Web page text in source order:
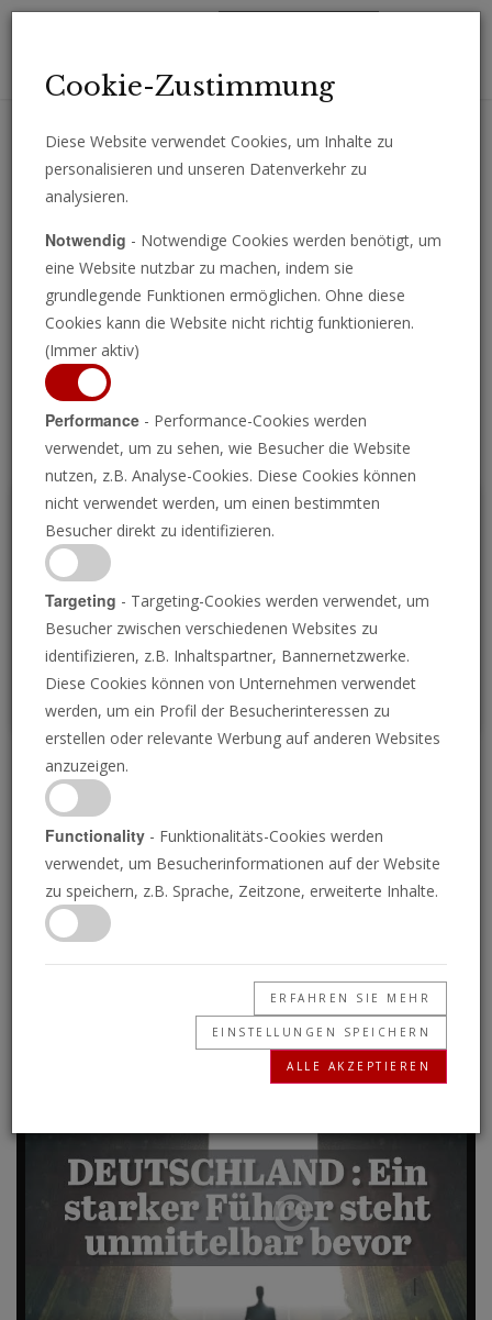
Erhalten Sie wichtige Analysen, Kommentare und Nachrichten
Programm ansehen
P
Der Wochenrückblick 8.
November 2024
08.11.2024 • 4 Minuten
Die Posaune liefert die Nachrichten von
morgen, heute! Verstehen Sie Ihre Welt.
Frühere Programme
Cookie-Zustimmung
Diese Website verwendet Cookies, um Inhalte zu
personalisieren und unseren Datenverkehr zu
analysieren.
Notwendig - Notwendige Cookies werden benötigt, um
eine Website nutzbar zu machen, indem sie
grundlegende Funktionen ermöglichen. Ohne diese
Cookies kann die Website nicht richtig funktionieren.
(Immer aktiv)
Performance - Performance-Cookies werden
verwendet, um zu sehen, wie Besucher die Website
nutzen, z.B. Analyse-Cookies. Diese Cookies können
nicht verwendet werden, um einen bestimmten
Besucher direkt zu identifizieren.
Targeting - Targeting-Cookies werden verwendet, um
Besucher zwischen verschiedenen Websites zu
identifizieren, z.B. Inhaltspartner, Bannernetzwerke.
Diese Cookies können von Unternehmen verwendet
werden, um ein Profil der Besucherinteressen zu
erstellen oder relevante Werbung auf anderen Websites
anzuzeigen.
Functionality - Funktionalitäts-Cookies werden
verwendet, um Besucherinformationen auf der Website
zu speichern, z.B. Sprache, Zeitzone, erweiterte Inhalte.
ERFAHREN SIE MEHR
EINSTELLUNGEN SPEICHERN
ALLE AKZEPTIEREN